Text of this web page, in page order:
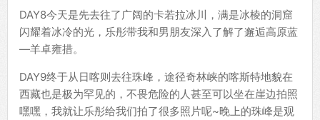
DAY8今天是先去往了广阔的卡若拉冰川，满是冰棱的洞窟
闪耀着冰冷的光，乐彤带我和男朋友深入了解了邂逅高原蓝
—羊卓雍措。
DAY9终于从日喀则去往珠峰，途径奇林峡的喀斯特地貌在
西藏也是极为罕见的，不畏危险的人甚至可以坐在崖边拍照
嘿嘿，我就让乐彤给我们拍了很多照片呢~晚上的珠峰是观